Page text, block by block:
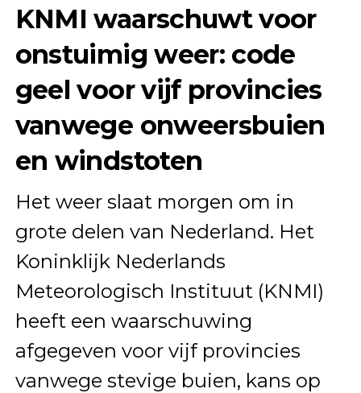
KNMI waarschuwt voor
onstuimig weer: code
geel voor vijf provincies
vanwege onweersbuien
en windstoten
Het weer slaat morgen om in
grote delen van Nederland. Het
Koninklijk Nederlands
Meteorologisch Instituut (KNMI)
heeft een waarschuwing
afgegeven voor vijf provincies
vanwege stevige buien, kans op